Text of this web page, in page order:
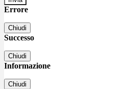
Errore
Chiudi
Successo
Chiudi
Informazione
Chiudi